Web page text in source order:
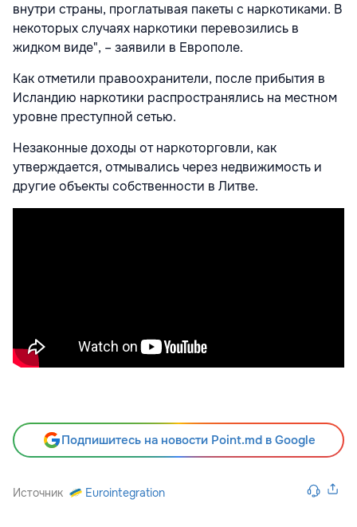
внутри страны, проглатывая пакеты с наркотиками. В
некоторых случаях наркотики перевозились в
жидком виде", – заявили в Европоле.
Как отметили правоохранители, после прибытия в
Исландию наркотики распространялись на местном
уровне преступной сетью.
Незаконные доходы от наркоторговли, как
утверждается, отмывались через недвижимость и
другие объекты собственности в Литве.
Подпишитесь на новости Point.md в Google
Источник Eurointegration